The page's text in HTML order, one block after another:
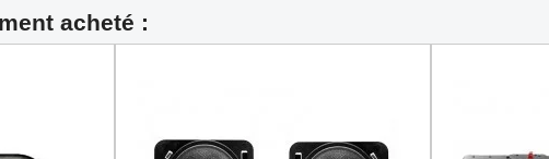
acheté :